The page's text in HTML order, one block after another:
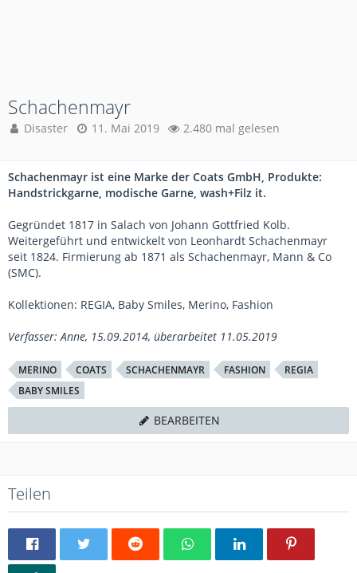
Schachenmayr
Disaster 11. Mai 2019 2.480 mal gelesen
Schachenmayr ist eine Marke der Coats GmbH, Produkte:
Handstrickgarne, modische Garne, wash+Filz it.
Gegründet 1817 in Salach von Johann Gottfried Kolb.
Weitergeführt und entwickelt von Leonhardt Schachenmayr
seit 1824. Firmierung ab 1871 als Schachenmayr, Mann & Co
(SMC).
Kollektionen: REGIA, Baby Smiles, Merino, Fashion
Verfasser: Anne, 15.09.2014, überarbeitet 11.05.2019
MERINO COATS SCHACHENMAYR FASHION
REGIA
BABY SMILES
BEARBEITEN
Teilen